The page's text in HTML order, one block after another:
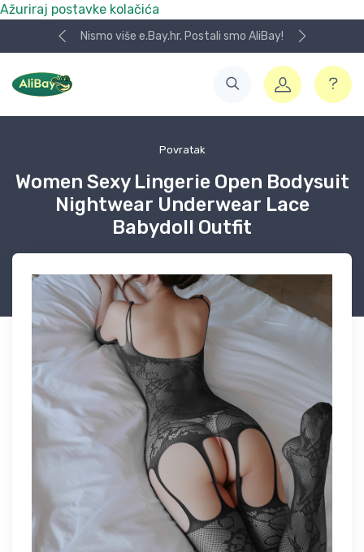
Ažuriraj postavke kolačića
Nismo više e.Bay.hr. Postali smo AliBay!
Povratak
Women Sexy Lingerie Open Bodysuit
Nightwear Underwear Lace
Babydoll Outfit